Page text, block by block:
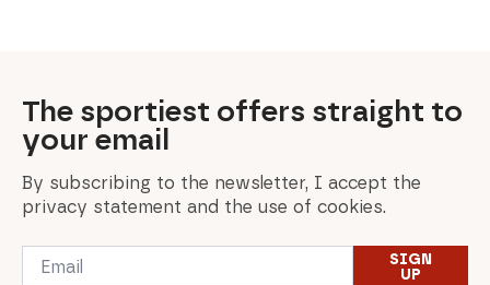
The sportiest offers straight to
your email
By subscribing to the newsletter, I accept the
privacy statement and the use of cookies.
Email
SIGN
UP